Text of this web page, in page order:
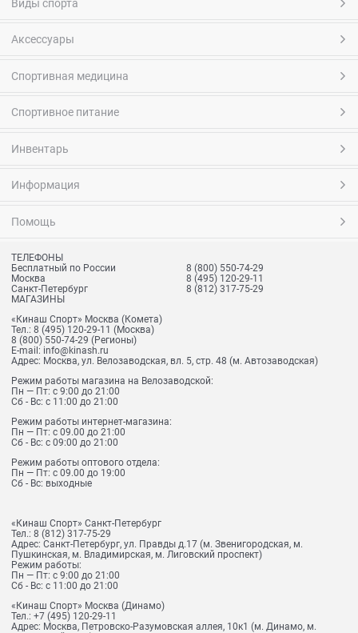
Виды спорта
Аксессуары
Спортивная медицина
Спортивное питание
Инвентарь
Информация
Помощь
ТЕЛЕФОНЫ
Бесплатный по России
8 (800) 550-74-29
Москва
8 (495) 120-29-11
Санкт-Петербург
8 (812) 317-75-29
МАГАЗИНЫ
«Кинаш Спорт» Москва (Комета)
Тел.: 8 (495) 120-29-11 (Москва)
8 (800) 550-74-29 (Регионы)
E-mail: info@kinash.ru
Адрес: Москва, ул. Велозаводская, вл. 5, стр. 48 (м. Автозаводская)
Режим работы магазина на Велозаводской:
Пн — Пт: с 9:00 до 21:00
Сб - Вс: с 11:00 до 21:00
Режим работы интернет-магазина:
Пн — Пт: с 09.00 до 21:00
Сб - Вс: с 09:00 до 21:00
Режим работы оптового отдела:
Пн — Пт: с 09.00 до 19:00
Сб - Вс: выходные
«Кинаш Спорт» Санкт-Петербург
Тел.: 8 (812) 317-75-29
Адрес: Санкт-Петербург, ул. Правды д.17 (м. Звенигородская, м.
Пушкинская, м. Владимирская, м. Лиговский проспект)
Режим работы:
Пн — Пт: с 9:00 до 21:00
Сб - Вс: с 11:00 до 21:00
«Кинаш Спорт» Москва (Динамо)
Тел.: +7 (495) 120-29-11
Адрес: Москва, Петровско-Разумовская аллея, 10к1 (м. Динамо, м.